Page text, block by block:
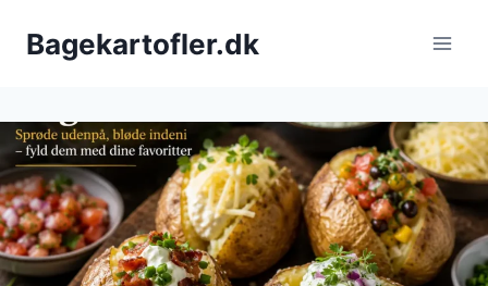
Bagekartofler.dk